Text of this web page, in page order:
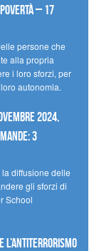
– 17
persone che
alla propria
i loro sforzi, per
autonomia.
2024,
3
diffusione delle
gli sforzi di
School
l’antiterrorismo